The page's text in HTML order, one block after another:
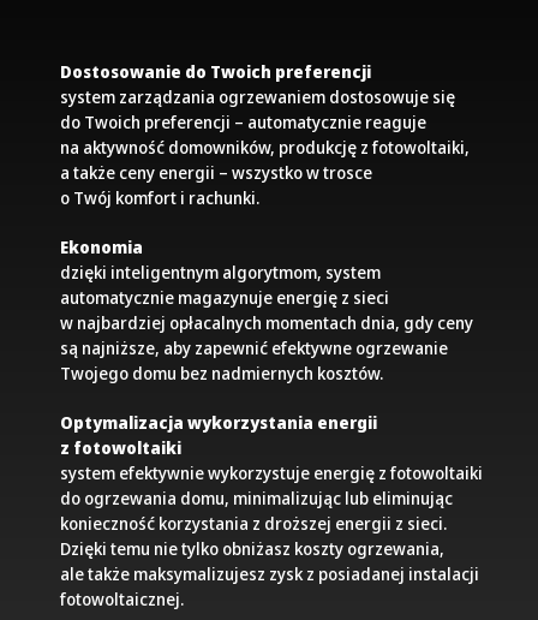
Dostosowanie do Twoich preferencji
system zarządzania ogrzewaniem dostosowuje się
do Twoich preferencji – automatycznie reaguje
na aktywność domowników, produkcję z fotowoltaiki,
a także ceny energii – wszystko w trosce
o Twój komfort i rachunki.
Ekonomia
dzięki inteligentnym algorytmom, system
automatycznie magazynuje energię z sieci
w najbardziej opłacalnych momentach dnia, gdy ceny
są najniższe, aby zapewnić efektywne ogrzewanie
Twojego domu bez nadmiernych kosztów.
Optymalizacja wykorzystania energii
z fotowoltaiki
system efektywnie wykorzystuje energię z fotowoltaiki
do ogrzewania domu, minimalizując lub eliminując
konieczność korzystania z droższej energii z sieci.
Dzięki temu nie tylko obniżasz koszty ogrzewania,
ale także maksymalizujesz zysk z posiadanej instalacji
fotowoltaicznej.